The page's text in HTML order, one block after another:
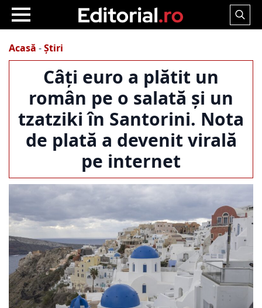
Search
Acasă -Știri
Câți euro a plătit un
român pe o salată și un
tzatziki în Santorini. Nota
de plată a devenit virală
pe internet